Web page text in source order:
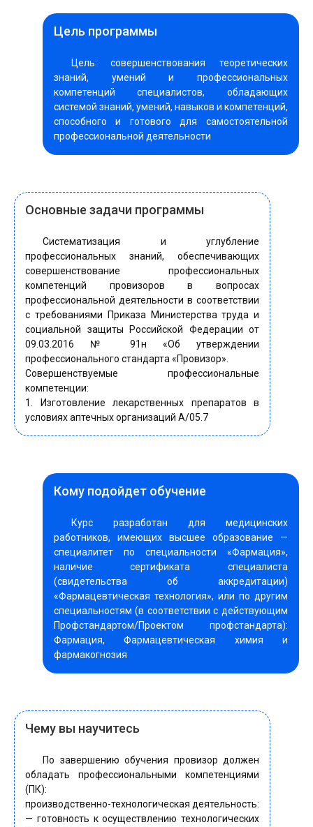
Цель программы
Цель: совершенствования теоретических
знаний, умений и профессиональных
компетенций специалистов, обладающих
системой знаний, умений, навыков и компетенций,
способного и готового для самостоятельной
профессиональной деятельности
Основные задачи программы
Систематизация и углубление
профессиональных знаний, обеспечивающих
совершенствование профессиональных
компетенций провизоров в вопросах
профессиональной деятельности в соответствии
с требованиями Приказа Министерства труда и
социальной защиты Российской Федерации от
09.03.2016 № 91н «Об утверждении
профессионального стандарта «Провизор».
Совершенствуемые профессиональные
компетенции:
1. Изготовление лекарственных препаратов в
условиях аптечных организаций A/05.7
Кому подойдет обучение
Курс разработан для медицинских
работников, имеющих высшее образование —
специалитет по специальности «Фармация»,
наличие сертификата специалиста
(свидетельства об аккредитации)
«Фармацевтическая технология», или по другим
специальностям (в соответствии с действующим
Профстандартом/Проектом профстандарта):
Фармация, Фармацевтическая химия и
фармакогнозия
Чему вы научитесь
По завершению обучения провизор должен
обладать профессиональными компетенциями
(ПК):
производственно-технологическая деятельность:
— готовность к осуществлению технологических